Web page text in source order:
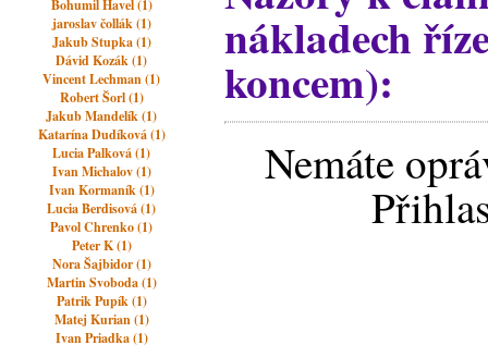
Bohumil Havel (1)
jaroslav čollák (1)
Jakub Stupka (1)
Dávid Kozák (1)
Vincent Lechman (1)
Robert Šorl (1)
Jakub Mandelík (1)
Katarína Dudíková (1)
Lucia Palková (1)
Ivan Michalov (1)
Ivan Kormaník (1)
Lucia Berdisová (1)
Pavol Chrenko (1)
Peter K (1)
Nora Šajbidor (1)
Martin Svoboda (1)
Patrik Pupík (1)
Matej Kurian (1)
Ivan Priadka (1)
nákladech
koncem):
Nemáte